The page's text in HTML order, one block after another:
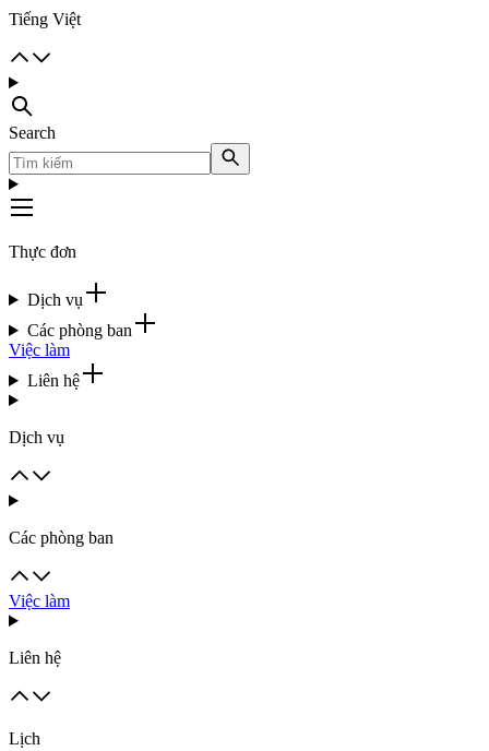
Tiếng Việt
Search
Thực đơn
Dịch vụ
Các phòng ban
Việc làm
Liên hệ
Dịch vụ
Các phòng ban
Việc làm
Liên hệ
Lịch